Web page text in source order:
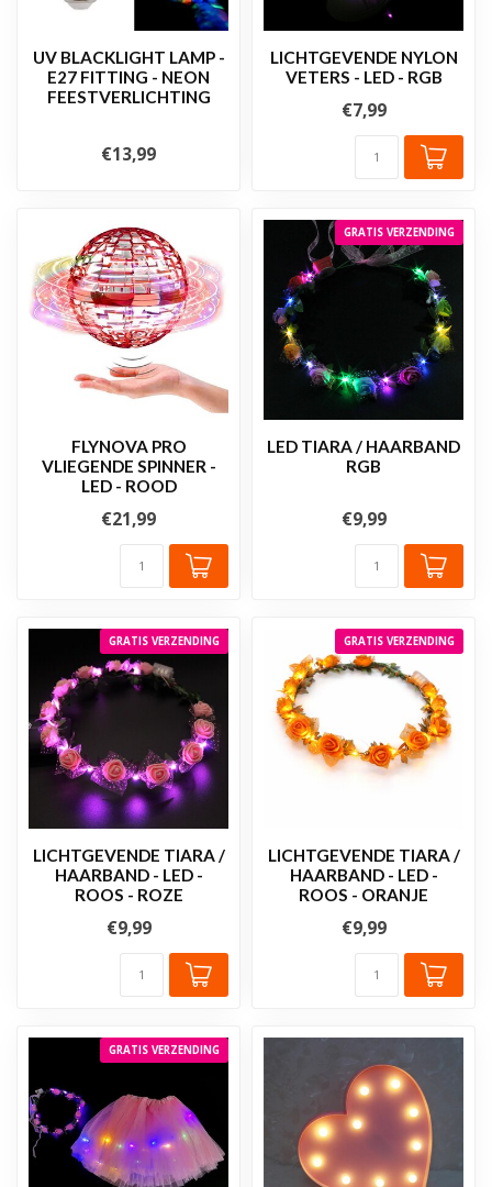
UV BLACKLIGHT LAMP -
E27 FITTING - NEON
FEESTVERLICHTING
€13,99
LICHTGEVENDE NYLON
VETERS - LED - RGB
€7,99
FLYNOVA PRO
VLIEGENDE SPINNER -
LED - ROOD
€21,99
GRATIS VERZENDING
LED TIARA / HAARBAND
RGB
€9,99
GRATIS VERZENDING
LICHTGEVENDE TIARA /
HAARBAND - LED -
ROOS - ROZE
€9,99
GRATIS VERZENDING
LICHTGEVENDE TIARA /
HAARBAND - LED -
ROOS - ORANJE
€9,99
GRATIS VERZENDING